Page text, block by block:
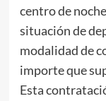
centro de
situación de
modalidad de
importe que
Esta